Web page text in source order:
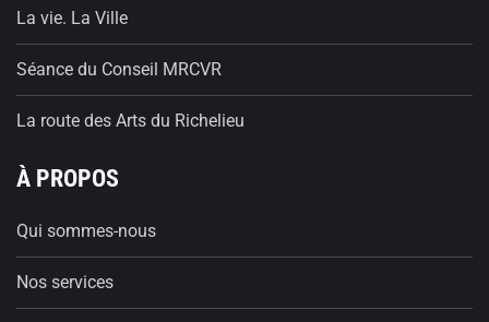
La vie. La Ville
Séance du Conseil MRCVR
La route des Arts du Richelieu
À PROPOS
Qui sommes-nous
Nos services